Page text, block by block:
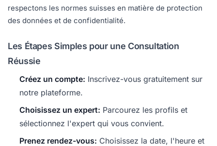
respectons les normes suisses en matière de protection
des données et de confidentialité.
Les Étapes Simples pour une Consultation
Réussie
Créez un compte: Inscrivez-vous gratuitement sur
notre plateforme.
Choisissez un expert: Parcourez les profils et
sélectionnez l'expert qui vous convient.
Prenez rendez-vous: Choisissez la date, l'heure et